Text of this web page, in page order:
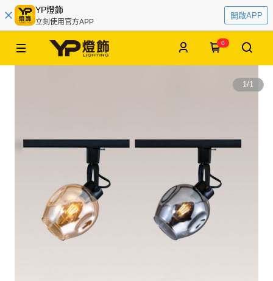
YP燈飾
立刻使用官方APP
開啟APP
0
1/1